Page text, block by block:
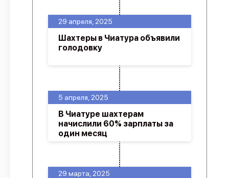
29 марта, 2025
5 апреля, 2025
В Чиатуре шахтерам
начислили 60% зарплаты за
один месяц
29 апреля, 2025
Шахтеры в Чиатура объявили
голодовку